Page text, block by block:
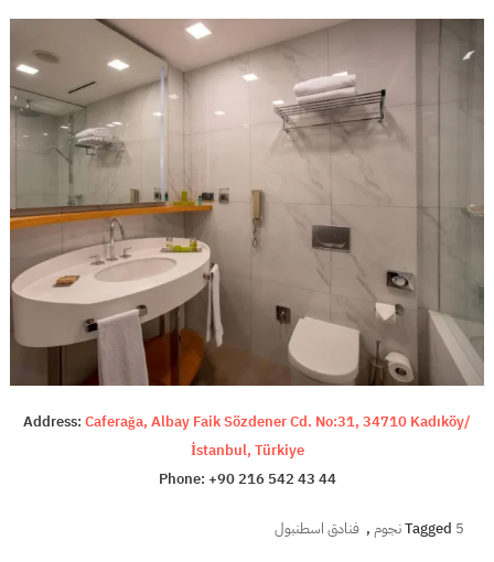
Address: Caferağa, Albay Faik Sözdener Cd. No:31, 34710 Kadıköy/
İstanbul, Türkiye
Phone: +90 216 542 43 44
Tagged 5 نجوم , فنادق اسطنبول